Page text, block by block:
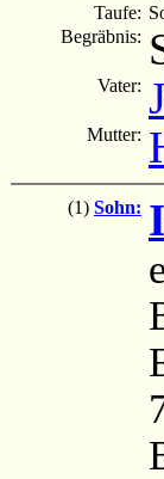
Taufe:
Begräbnis:
Vater:
Mutter:
(1) Sohn: